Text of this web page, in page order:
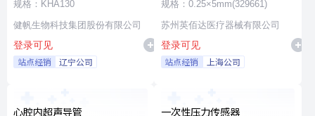
规格：KHA130
健帆生物科技集团股份有限公司
登录可见
站点经销 辽宁公司
规格：0.25×5mm(329661)
苏州英佰达医疗器械有限公司
登录可见
站点经销 上海公司
心腔内超声导管 一次性压力传感器